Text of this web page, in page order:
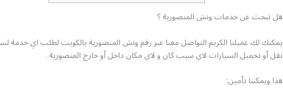
هل تبحث عن خدمات ونش المنصورية ؟
يمكنك لك عميلنا الكريم التواصل معنا عبر رقم ونش المنصورية بالكويت لطلب اي خدمة
نقل أو تحميل السيارات لاي سبب كان و لاي مكان داخل أو خارج المنصورية .
هذا ويمكننا تأمين: